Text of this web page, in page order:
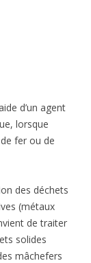
d’un agent
lorsque
fer ou de
des déchets
(métaux
de traiter
solides
mâchefers